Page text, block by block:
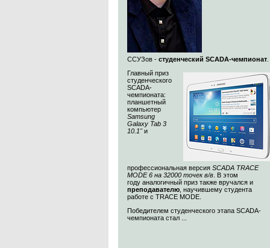
ССУЗов - студенческий SCADA-чемпионат
Главный приз
студенческого
SCADA-
чемпионата:
планшетный
компьютер
Samsung
Galaxy Tab 3
10.1"и
профессиональная версия SCADA TRACE
MODE 6 на 32000 точек в/в . В этом
году аналогичный приз также вручался и
преподавателю , научившему студента
работе с TRACE MODE.
Победителем студенческого этапа SCADA-
чемпионата стал ...